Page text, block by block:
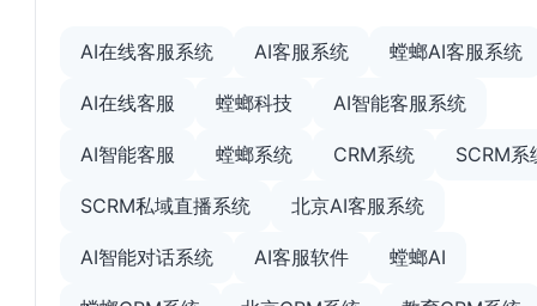
AI在线客服系统 AI客服系统 螳螂AI客服系统
AI在线客服 螳螂科技 AI智能客服系统
AI智能客服 螳螂系统 CRM系统 SCRM系
SCRM私域直播系统 北京AI客服系统
AI智能对话系统 AI客服软件 螳螂AI